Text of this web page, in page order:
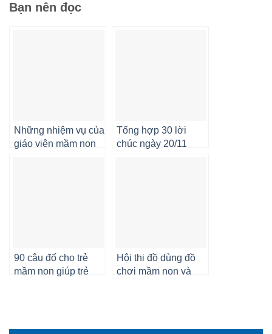
Bạn nên đọc
Những nhiệm vụ của
giáo viên mầm non
Tổng hợp 30 lời
chúc ngày 20/11
90 câu đố cho trẻ
mầm non giúp trẻ
Hội thi đồ dùng đồ
chơi mầm non và